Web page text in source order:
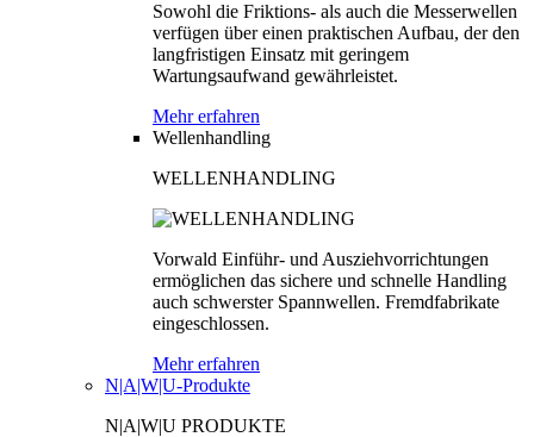
Sowohl die Friktions- als auch die Messerwellen
verfügen über einen praktischen Aufbau, der den
langfristigen Einsatz mit geringem
Wartungsaufwand gewährleistet.
Mehr erfahren
Wellenhandling
WELLENHANDLING
Vorwald Einführ- und Ausziehvorrichtungen
ermöglichen das sichere und schnelle Handling
auch schwerster Spannwellen. Fremdfabrikate
eingeschlossen.
Mehr erfahren
N|A|W|U-Produkte
N|A|W|U PRODUKTE